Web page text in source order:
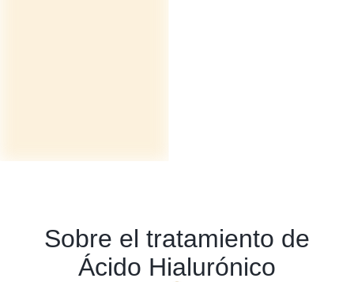
Sobre el tratamiento de
Ácido Hialurónico